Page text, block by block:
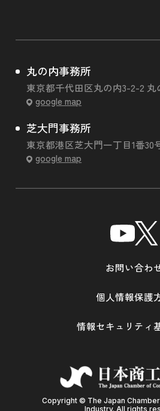
丸の内事務所
東京都千代田区丸の内3-2-2
google map
芝大門事務所
東京都港区芝大門一丁目1番
google map
Copyright © The Japan
Industry. All rights
お問い合わ
個人情報保護
情報セキュリティ